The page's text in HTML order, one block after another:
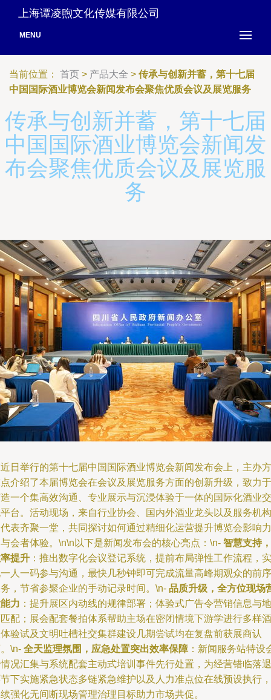
上海谭凌煦文化传媒有限公司
MENU
当前位置： 首页 > 产品大全 > 传承与创新并蓄，第十七届
中国国际酒业博览会新闻发布会聚焦优质会议及展览服务
传承与创新并蓄，第十七届
中国国际酒业博览会新闻发
布会聚焦优质会议及展览服
务
日举行的第十七届中国国际酒业博览会新闻发布会上，主办方
介绍了本届博览会在会议及展览服务方面的创新升级，致力于
一个集高效沟通、专业展示与沉浸体验于一体的国际化酒业交
台。活动现场，来自行业协会、国内外酒业龙头以及服务机构
表齐聚一堂，共同探讨如何通过精细化运营提升博览会影响力
会者体验。\n\n以下是新闻发布会的核心亮点：\n- 智慧支持，
提升 ：推出数字化会议登记系统，提前布局弹性工作流程，实
人一码参与沟通，最快几秒钟即可完成流量高峰期观众的前序
，节省参聚企业的手动记录时间。\n- 品质升级，全方位现场
力 ：提升展区内动线的规律部署；体验式广告令营销信息与地
配；展会配套餐拍体系帮助主场在密闭情境下游学进行多样酒
验试及文明吐槽社交集群建设几期尝试均在复盘前获展商认
\n- 全天监理氛围，应急处置突出效率保障 ：新闻服务站特设
况汇集与系统配套主动式培训事件先行处置，为经营错临落退
下实施紧急状态多链紧急维护以及人力准点位在线预设执行，
强化无间断现场管理治理目标助力市场共促。